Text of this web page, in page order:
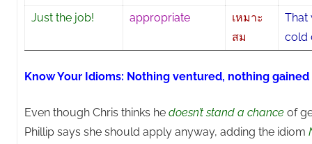
Just the job! appropriate
เหมาะ
สม
That
cold
Know Your Idioms: Nothing ventured, nothing gained
Even though Chris thinks he doesn’t stand a chance of
Phillip says she should apply anyway, adding the idiom